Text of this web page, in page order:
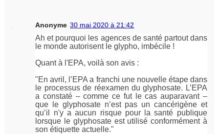
Anonyme 30 mai 2020 à 21:42
Ah et pourquoi les agences de santé partout dans
le monde autorisent le glypho, imbécile !
Quant à l'EPA, voilà son avis :
"En avril, l’EPA a franchi une nouvelle étape dans
le processus de réexamen du glyphosate. L’EPA
a constaté – comme ce fut le cas auparavant –
que le glyphosate n’est pas un cancérigène et
qu’il n'y a aucun risque pour la santé publique
lorsque le glyphosate est utilisé conformément à
son étiquette actuelle."